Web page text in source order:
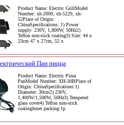
Product Name: Electric GrillModel
Number: xh-2000, xh-5229, xh-
52Place of Origin:
ChinaSpecifications: 1) Power
supply: 230V, 1,800W, 50Hz2)
Teflon non-stick coating3) Size: 44 x
23cm 47 x 27cm, 52 x
Пан пицца
Product Name: Electric Pizza
PanModel Number: XH-30BPlace of
Origin: ChinaSpecifications:1)
Diameter: 30cm2) 230V,
1,400W/1,500W, 50Hz3) Tempered
glass cover4) Teflon non-stick
coatingInner packing:1p